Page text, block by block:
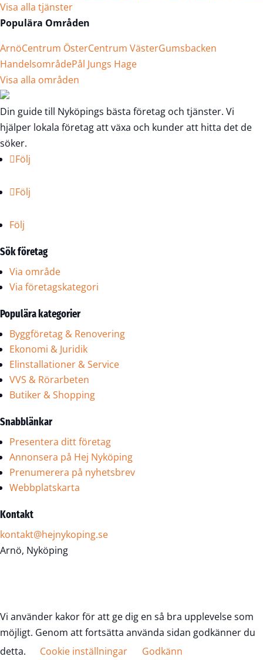
Visa alla tjänster
Populära Områden
ArnöCentrum ÖsterCentrum VästerGumsbacken
HandelsområdePål Jungs Hage
Visa alla områden
Din guide till Nyköpings bästa företag och tjänster. Vi
hjälper lokala företag att växa och kunder att hitta det de
söker.
Följ
Följ
Följ
Sök företag
Via område
Via företagskategori
Populära kategorier
Byggföretag & Renovering
Ekonomi & Juridik
Elinstallationer & Service
VVS & Rörarbeten
Butiker & Shopping
Snabblänkar
Presentera ditt företag
Annonsera på Hej Nyköping
Prenumerera på nyhetsbrev
Webbplatskarta
Kontakt
kontakt@hejnykoping.se
Arnö, Nyköping
Vi använder kakor för att ge dig en så bra upplevelse som
möjligt. Genom att fortsätta använda sidan godkänner du
detta.
Cookie inställningar Godkänn